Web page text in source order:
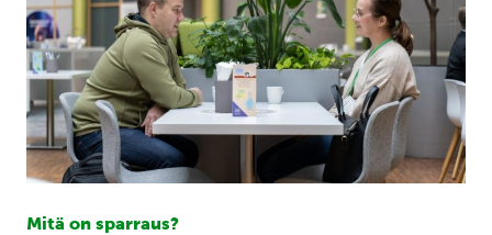
Mitä on sparraus?